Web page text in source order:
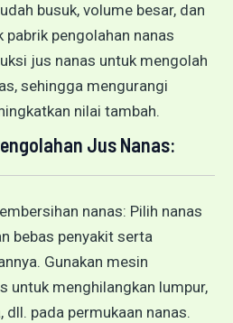
busuk, volume besar, dan
pengolahan nanas
jus nanas untuk mengolah
sehingga mengurangi
nilai tambah.
Jus Nanas:
nanas: Pilih nanas
bebas penyakit serta
Gunakan mesin
untuk menghilangkan lumpur,
pada permukaan nanas.